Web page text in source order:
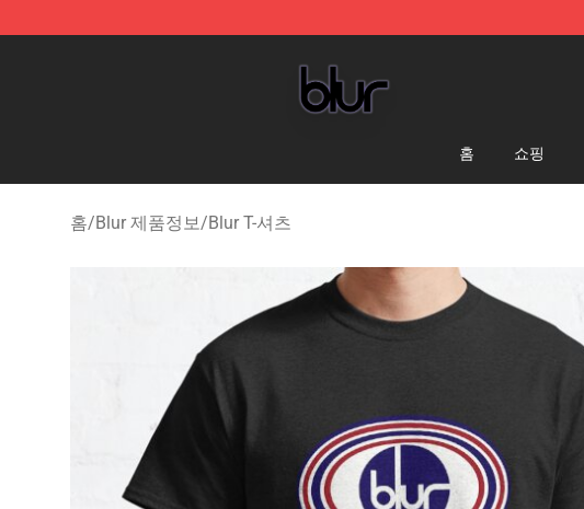
홈 쇼핑
홈/Blur 제품정보/Blur T-셔츠